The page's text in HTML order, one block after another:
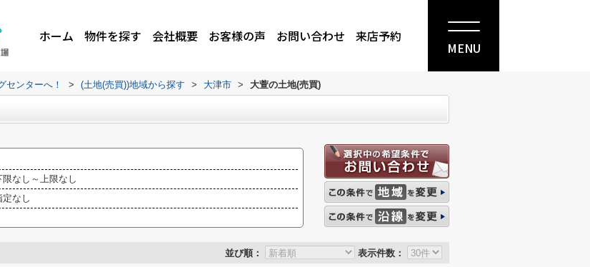
ホーム 物件を探す 会社概要 お客様の声 お問い合わせ 来店予約
MENU
センターへ！ > (土地(売買))地域から探す > 大津市 > 大萱の土地(売買)
限なし～上限なし
定なし
並び順： 表示件数：